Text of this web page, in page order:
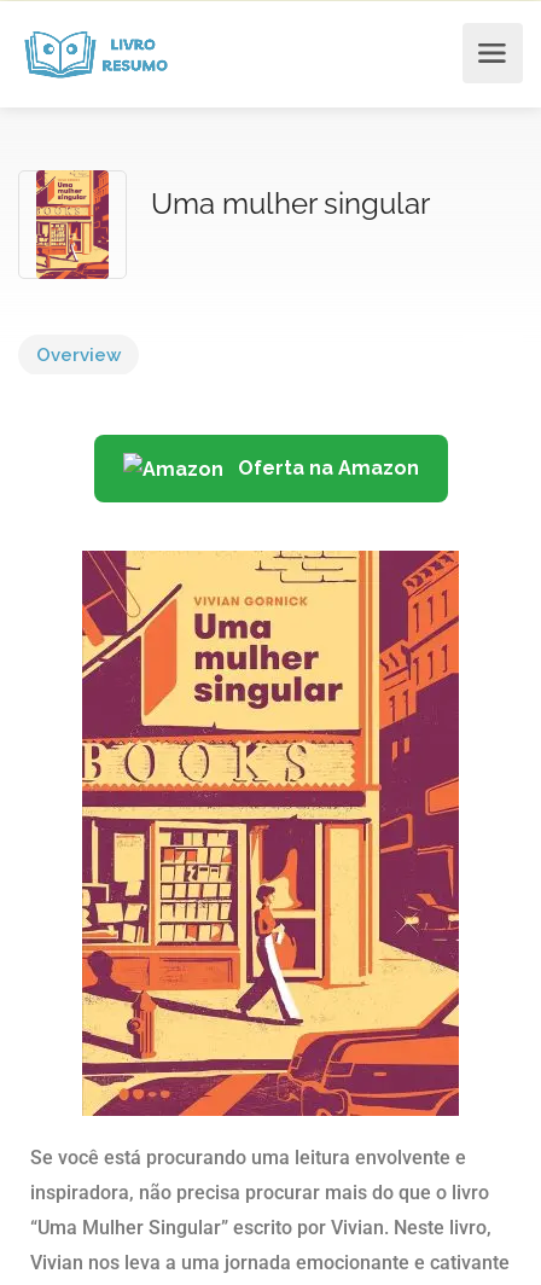
Uma mulher singular
Overview
Oferta na Amazon
Se você está procurando uma leitura envolvente e
inspiradora, não precisa procurar mais do que o livro
“Uma Mulher Singular” escrito por Vivian. Neste livro,
Vivian nos leva a uma jornada emocionante e cativante